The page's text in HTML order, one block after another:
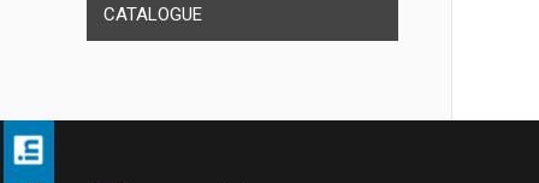
Cadenas
CATALOGUE